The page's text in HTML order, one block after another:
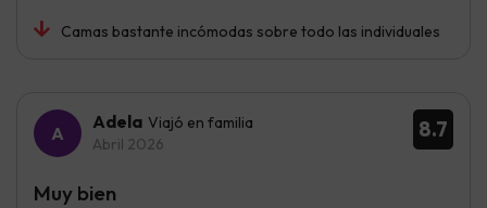
Camas bastante incómodas sobre todo las individuales
8.7
Adela Viajó en familia
Abril 2026
Muy bien